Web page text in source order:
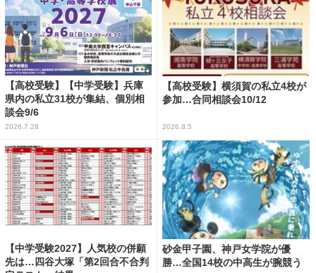
【高校受験】【中学受験】兵庫
県内の私立31校が集結、個別相
談会9/6
2026.7.28
【高校受験】横須賀の私立4校が
参加…合同相談会10/12
2026.8.5
【中学受験2027】人気校の併願
先は…四谷大塚「第2回合不合判
砂金甲子園、神戸女学院が優
勝…全国14校の中高生が腕競う